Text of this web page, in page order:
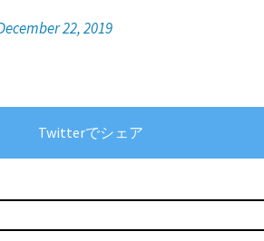
22, 2019
Twitterでシェア